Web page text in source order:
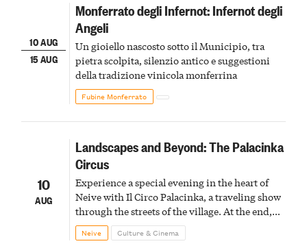
10 AUG
15 AUG
Monferrato degli Infernot: Infernot degli
Angeli
Un gioiello nascosto sotto il Municipio, tra
pietra scolpita, silenzio antico e suggestioni
della tradizione vinicola monferrina
Fubine Monferrato
10
AUG
Landscapes and Beyond: The Palacinka
Circus
Experience a special evening in the heart of
Neive with Il Circo Palacinka, a traveling show
through the streets of the village. At the end,
Cascina Fonda Winery will offer a tasting of
two sparkling wines.
Neive Culture & Cinema